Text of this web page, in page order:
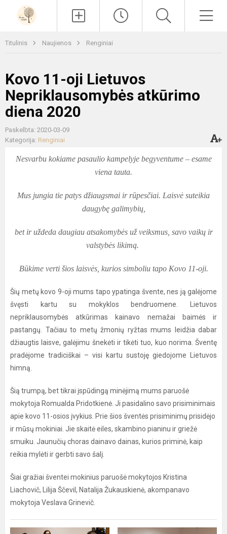
Titulinis Naujienos Renginiai
Kovo 11-oji Lietuvos
Nepriklausomybės atkūrimo
diena 2020
Paskelbta: 2020-03-09
Kategorija: Renginiai
Nesvarbu kokiame pasaulio kampelyje begyventume – esame
viena tauta.
Mus jungia tie patys džiaugsmai ir rūpesčiai. Laisvė suteikia
daugybę galimybių,
bet ir uždeda daugiau atsakomybės už veiksmus, savo vaikų ir
valstybės likimą.
Būkime verti šios laisvės, kurios simboliu tapo Kovo 11-oji.
Šių metų kovo 9-oji mums tapo ypatinga švente, nes ją galėjome
švęsti kartu su mokyklos bendruomene. Lietuvos
nepriklausomybės atkūrimas kainavo nemažai baimės ir
pastangų. Tačiau to metų žmonių ryžtas mums leidžia dabar
džiaugtis laisve, galėjimu šnekėti ir tikėti tuo, kuo norima. Šventę
pradėjome tradiciškai – visi kartu sustoję giedojome Lietuvos
himną.
Šią trumpą, bet tikrai įspūdingą minėjimą mums paruošė
mokytoja Romualda Pridotkienė. Ji pasidalino savo prisiminimais
apie kovo 11-osios įvykius. Prie šios šventės prisiminimų prisidėjo
ir mūsų mokiniai. Jie skaitė eiles, skambino pianinu ir griežė
smuiku. Jaunučių choras dainavo dainas, kurios priminė, kaip
reikia mylėti ir gerbti savo šalį.
Šiai gražiai šventei mokinius paruošė mokytojos Kristina
Liachovič, Lilija Ščevil, Natalija Žukauskienė, akompanavo
mokytoja Veslava Grinevič.